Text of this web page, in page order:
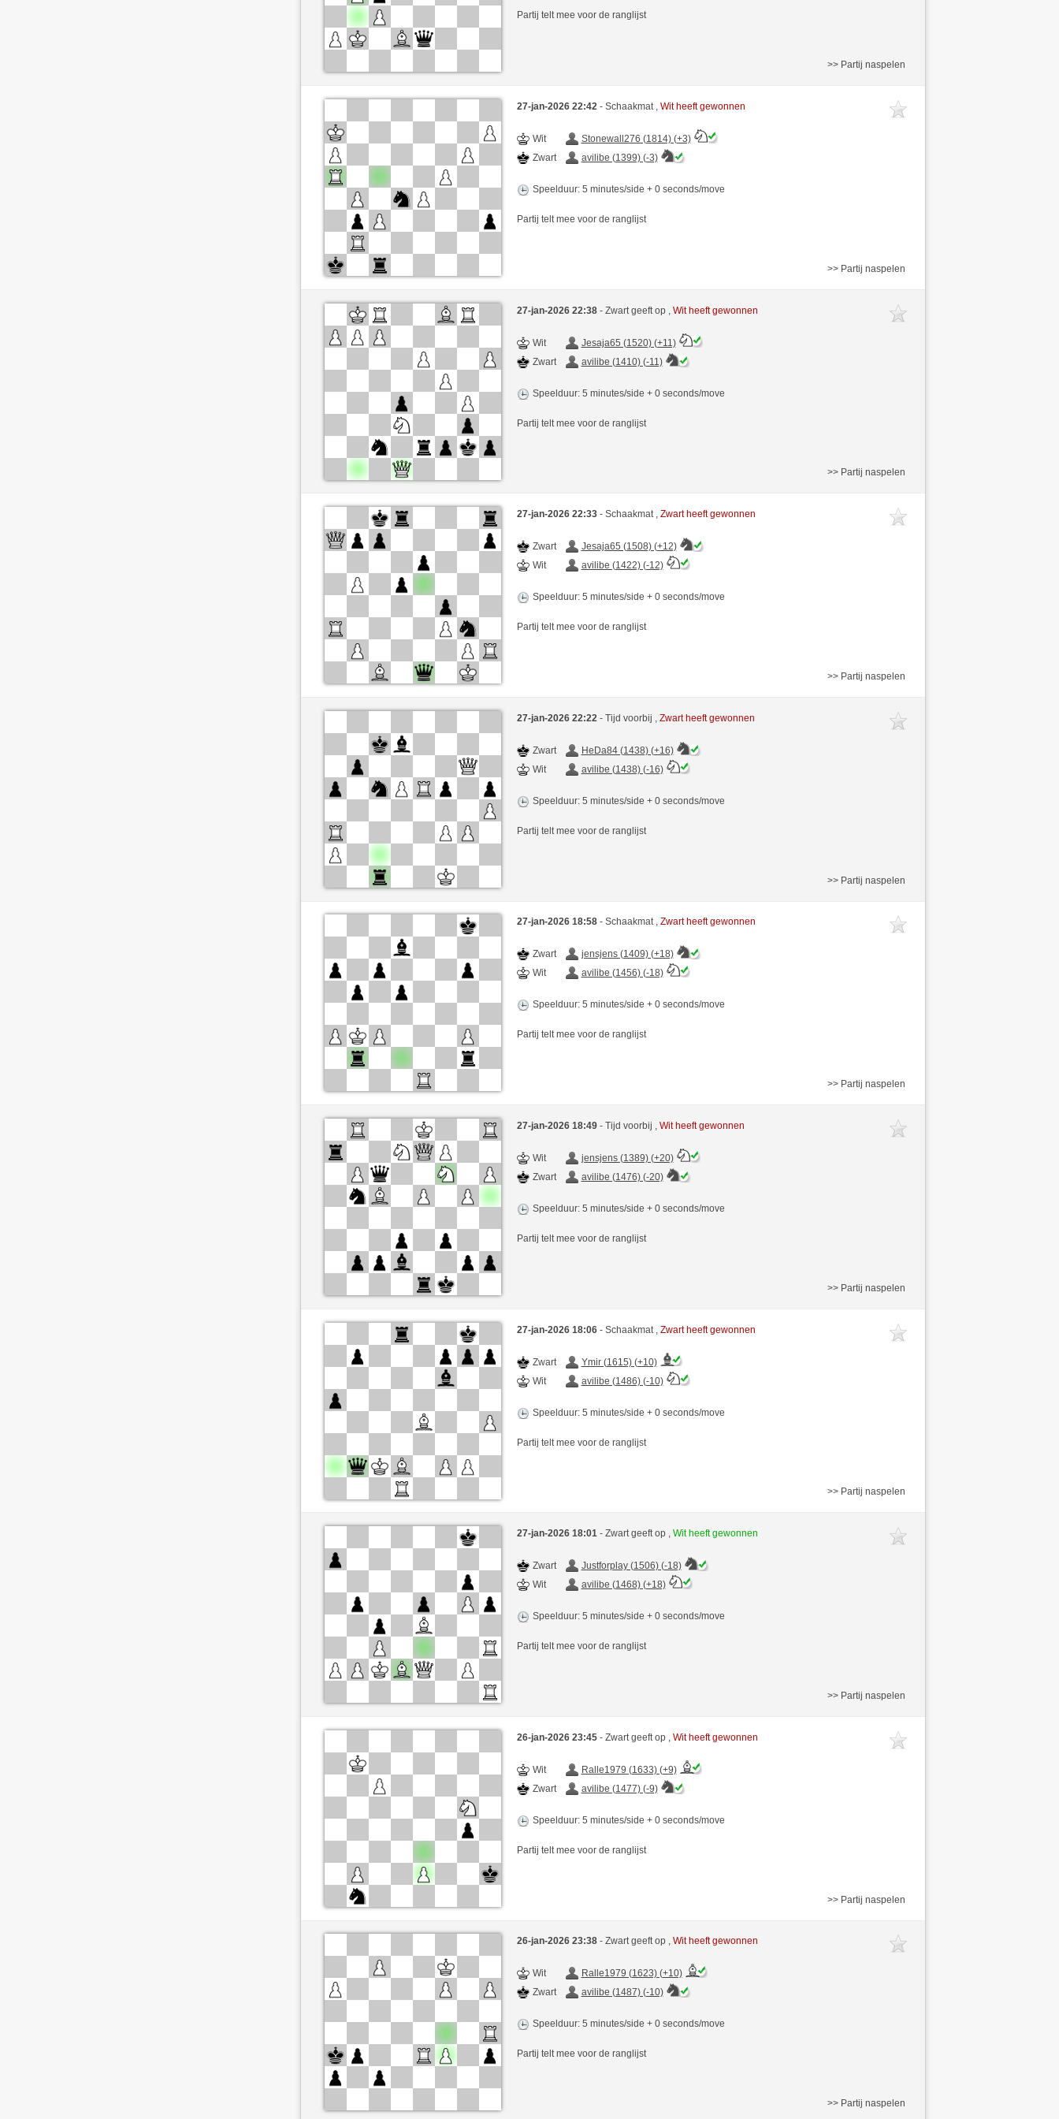
Partij telt mee voor de ranglijst
>> Partij naspelen
27-jan-2026 22:42 - Schaakmat , Wit heeft gewonnen
Wit
Stonewall276 (1814) (+3)
Zwart
avilibe (1399) (-3)
Speelduur: 5 minutes/side + 0 seconds/move
Partij telt mee voor de ranglijst
>> Partij naspelen
27-jan-2026 22:38 - Zwart geeft op , Wit heeft gewonnen
Wit
Jesaja65 (1520) (+11)
Zwart
avilibe (1410) (-11)
Speelduur: 5 minutes/side + 0 seconds/move
Partij telt mee voor de ranglijst
>> Partij naspelen
27-jan-2026 22:33 - Schaakmat , Zwart heeft gewonnen
Zwart
Jesaja65 (1508) (+12)
Wit
avilibe (1422) (-12)
Speelduur: 5 minutes/side + 0 seconds/move
Partij telt mee voor de ranglijst
>> Partij naspelen
27-jan-2026 22:22 - Tijd voorbij , Zwart heeft gewonnen
Zwart
HeDa84 (1438) (+16)
Wit
avilibe (1438) (-16)
Speelduur: 5 minutes/side + 0 seconds/move
Partij telt mee voor de ranglijst
>> Partij naspelen
27-jan-2026 18:58 - Schaakmat , Zwart heeft gewonnen
Zwart
jensjens (1409) (+18)
Wit
avilibe (1456) (-18)
Speelduur: 5 minutes/side + 0 seconds/move
Partij telt mee voor de ranglijst
>> Partij naspelen
27-jan-2026 18:49 - Tijd voorbij , Wit heeft gewonnen
Wit
jensjens (1389) (+20)
Zwart
avilibe (1476) (-20)
Speelduur: 5 minutes/side + 0 seconds/move
Partij telt mee voor de ranglijst
>> Partij naspelen
27-jan-2026 18:06 - Schaakmat , Zwart heeft gewonnen
Zwart
Ymir (1615) (+10)
Wit
avilibe (1486) (-10)
Speelduur: 5 minutes/side + 0 seconds/move
Partij telt mee voor de ranglijst
>> Partij naspelen
27-jan-2026 18:01 - Zwart geeft op , Wit heeft gewonnen
Zwart
Justforplay (1506) (-18)
Wit
avilibe (1468) (+18)
Speelduur: 5 minutes/side + 0 seconds/move
Partij telt mee voor de ranglijst
>> Partij naspelen
26-jan-2026 23:45 - Zwart geeft op , Wit heeft gewonnen
Wit
Ralle1979 (1633) (+9)
Zwart
avilibe (1477) (-9)
Speelduur: 5 minutes/side + 0 seconds/move
Partij telt mee voor de ranglijst
>> Partij naspelen
26-jan-2026 23:38 - Zwart geeft op , Wit heeft gewonnen
Wit
Ralle1979 (1623) (+10)
Zwart
avilibe (1487) (-10)
Speelduur: 5 minutes/side + 0 seconds/move
Partij telt mee voor de ranglijst
>> Partij naspelen